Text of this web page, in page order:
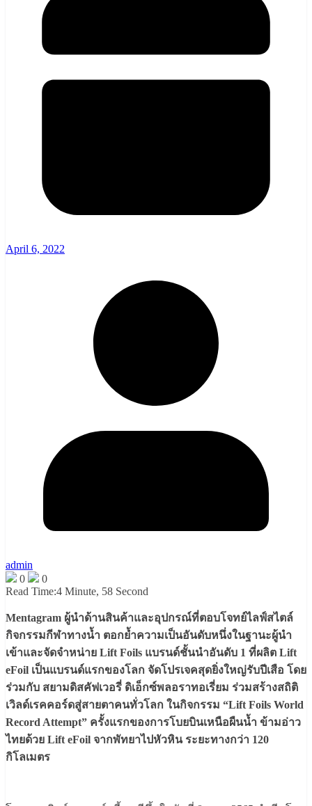
April 6, 2022
admin
0
0
Read Time:4 Minute, 58 Second
Mentagram ผู้นำด้านสินค้าและอุปกรณ์ที่ตอบโจทย์ไลฟ์สไตล์
กิจกรรมกีฬาทางน้ำ ตอกย้ำความเป็นอันดับหนึ่งในฐานะผู้นำ
เข้าและจัดจำหน่าย Lift Foils แบรนด์ชั้นนำอันดับ 1 ที่ผลิต Lift
eFoil เป็นแบรนด์แรกของโลก จัดโปรเจคสุดยิ่งใหญ่รับปีเสือ โดย
ร่วมกับ สยามดิสคัฟเวอรี่ ดิเอ็กซ์พลอราทอเรี่ยม ร่วมสร้างสถิติ
เวิลด์เรคคอร์ดสู่สายตาคนทั่วโลก ในกิจกรรม “Lift Foils World
Record Attempt” ครั้งแรกของการโบยบินเหนือผืนน้ำ ข้ามอ่าว
ไทยด้วย Lift eFoil จากพัทยาไปหัวหิน ระยะทางกว่า 120
กิโลเมตร